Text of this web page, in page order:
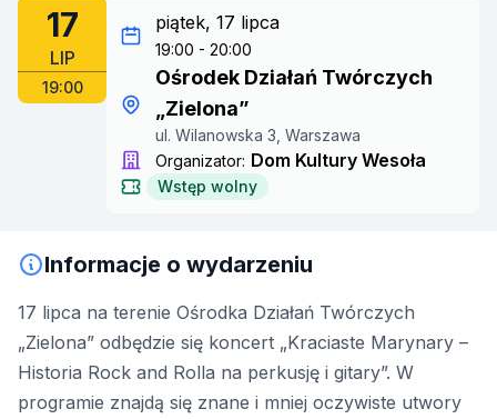
17
LIP
19:00
piątek, 17 lipca
19:00 - 20:00
Ośrodek Działań Twórczych
„Zielona”
ul. Wilanowska 3, Warszawa
Organizator: Dom Kultury Wesoła
Wstęp wolny
Informacje o wydarzeniu
17 lipca na terenie Ośrodka Działań Twórczych
„Zielona” odbędzie się koncert „Kraciaste Marynary –
Historia Rock and Rolla na perkusję i gitary”. W
programie znajdą się znane i mniej oczywiste utwory